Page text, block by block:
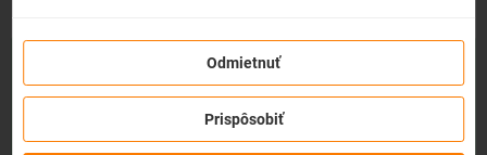
zmena z akéhokoľvek dôvodu
letenky do 3 dní pred odletombez udania dôvodu!Po
zakúpení služby získate na zmenu údajov na letenke k
dispozíciikredit vo výške až 80% ceny z rezervácie.Službu si
Odmietnuť
Prispôsobiť